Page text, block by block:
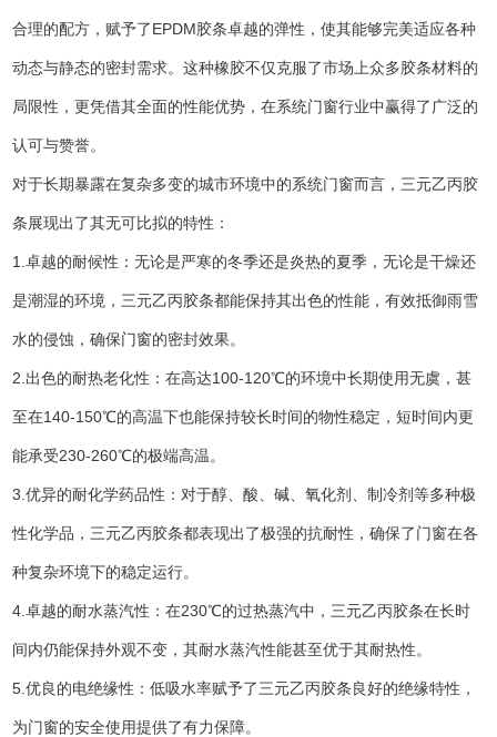
合理的配方，赋予了EPDM胶条卓越的弹性，使其能够完美适应各种
动态与静态的密封需求。这种橡胶不仅克服了市场上众多胶条材料的
局限性，更凭借其全面的性能优势，在系统门窗行业中赢得了广泛的
认可与赞誉。
对于长期暴露在复杂多变的城市环境中的系统门窗而言，三元乙丙胶
条展现出了其无可比拟的特性：
1.卓越的耐候性：无论是严寒的冬季还是炎热的夏季，无论是干燥还
是潮湿的环境，三元乙丙胶条都能保持其出色的性能，有效抵御雨雪
水的侵蚀，确保门窗的密封效果。
2.出色的耐热老化性：在高达100-120℃的环境中长期使用无虞，甚
至在140-150℃的高温下也能保持较长时间的物性稳定，短时间内更
能承受230-260℃的极端高温。
3.优异的耐化学药品性：对于醇、酸、碱、氧化剂、制冷剂等多种极
性化学品，三元乙丙胶条都表现出了极强的抗耐性，确保了门窗在各
种复杂环境下的稳定运行。
4.卓越的耐水蒸汽性：在230℃的过热蒸汽中，三元乙丙胶条在长时
间内仍能保持外观不变，其耐水蒸汽性能甚至优于其耐热性。
5.优良的电绝缘性：低吸水率赋予了三元乙丙胶条良好的绝缘特性，
为门窗的安全使用提供了有力保障。